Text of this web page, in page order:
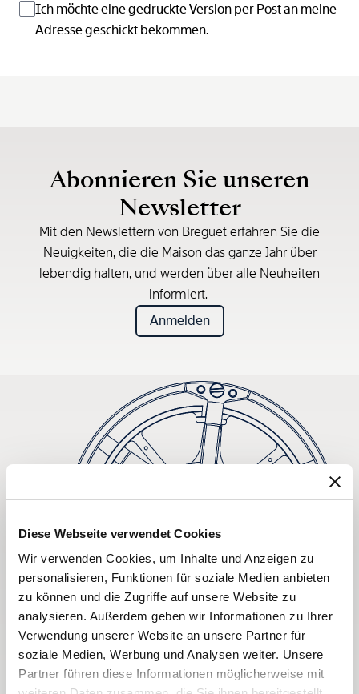
Diese Webseite verwendet Cookies
Wir verwenden Cookies, um Inhalte und Anzeigen zu
personalisieren, Funktionen für soziale Medien anbieten
zu können und die Zugriffe auf unsere Website zu
analysieren. Außerdem geben wir Informationen zu Ihrer
Verwendung unserer Website an unsere Partner für
soziale Medien, Werbung und Analysen weiter. Unsere
Partner führen diese Informationen möglicherweise mit
Ich möchte eine gedruckte Version per Post an meine
Adresse geschickt bekommen.
Abonnieren Sie unseren
Newsletter
Mit den Newslettern von Breguet erfahren Sie die
Neuigkeiten, die die Maison das ganze Jahr über
lebendig halten, und werden über alle Neuheiten
informiert.
Anmelden